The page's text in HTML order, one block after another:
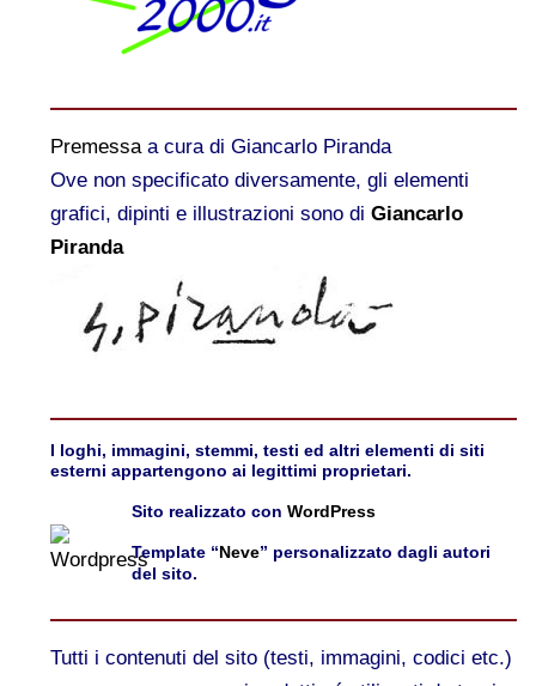
Premessaa cura di Giancarlo Piranda
Ove non specificato diversamente, gli elementi
grafici, dipinti e illustrazioni sono di Giancarlo
Piranda
I loghi, immagini, stemmi, testi ed altri elementi di siti
esterni appartengono ai legittimi proprietari.
Sito realizzato con WordPress
Template “Neve” personalizzato dagli autori
del sito.
Tutti i contenuti del sito (testi, immagini, codici etc.)